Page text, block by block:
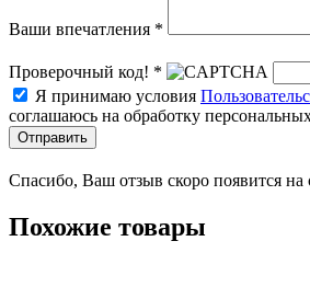
Ваши впечатления *
Проверочный код! *
Я принимаю условия
соглашаюсь на обработку
Отправить
Спасибо, Ваш отзыв скоро появится на
Похожие товары